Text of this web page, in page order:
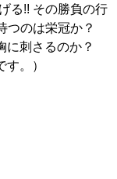
る!! その勝負の行
つのは栄冠か？
に刺さるのか？
。）